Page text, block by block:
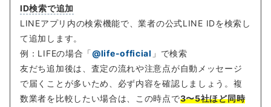
ID検索で追加
LINEアプリ内の検索機能で、業者の公式LINE IDを検索し
て追加します。
例：LIFEの場合「@life-official 」で検索
友だち追加後は、査定の流れや注意点が自動メッセージ
で届くことが多いため、必ず内容を確認しましょう。複
数業者を比較したい場合は、この時点で3〜5社ほど同時